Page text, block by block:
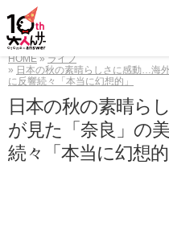
HOME
ライフ
日本の秋の素晴らしさに感動…海
に反響続々「本当に幻想的」
日本の秋の素晴ら
が見た「奈良」の
続々「本当に幻想的